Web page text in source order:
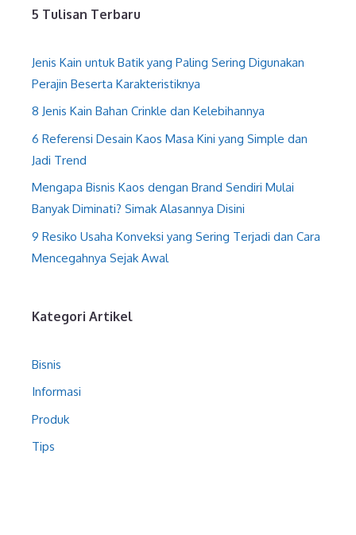
5 Tulisan Terbaru
Jenis Kain untuk Batik yang Paling Sering Digunakan
Perajin Beserta Karakteristiknya
8 Jenis Kain Bahan Crinkle dan Kelebihannya
6 Referensi Desain Kaos Masa Kini yang Simple dan
Jadi Trend
Mengapa Bisnis Kaos dengan Brand Sendiri Mulai
Banyak Diminati? Simak Alasannya Disini
9 Resiko Usaha Konveksi yang Sering Terjadi dan Cara
Mencegahnya Sejak Awal
Kategori Artikel
Bisnis
Informasi
Produk
Tips